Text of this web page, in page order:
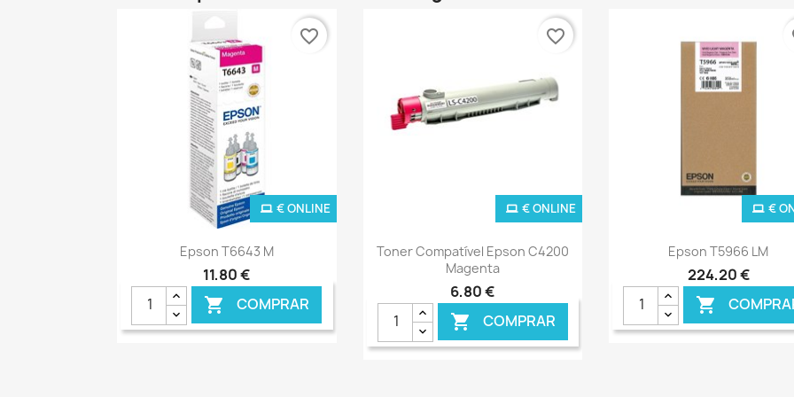
Ver+
Epson T6643 M
11,80 €
 COMPRAR
€ ONLINE
favorite_border
Ver+
Toner Compatível Epson C4200
Magenta
6,80 €
 COMPRAR
€ ONLINE
favorite_border
Ver+
Epson T5966 LM
224,20 €

€